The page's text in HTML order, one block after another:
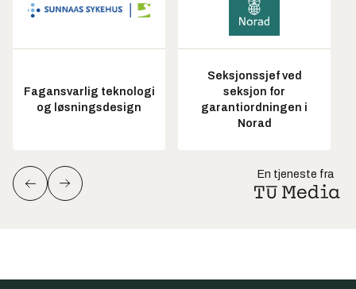
Fagansvarlig teknologi
og løsningsdesign
Seksjonssjef ved
seksjon for
garantiordningen i
Norad
En tjeneste fra